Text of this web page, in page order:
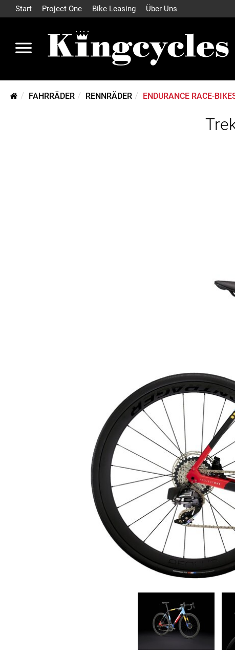
Start Project One Bike Leasing Über Uns
FAHRRÄDER RENNRÄDER ENDURANCE RACE-